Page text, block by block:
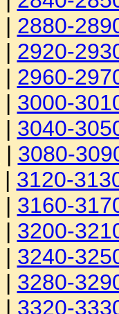
| 2880-
| 2920-
| 2960-
| 3000-
| 3040-
| 3080-
| 3120-
| 3160-
| 3200-
| 3240-
| 3280-
| 3320-